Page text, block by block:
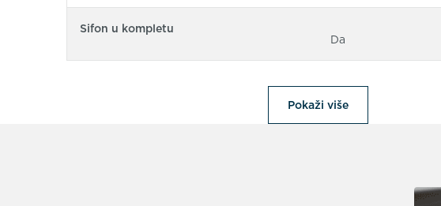
Sifon u kompletu
Da
Pokaži više